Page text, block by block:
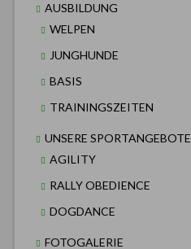
AUSBILDUNG
WELPEN
JUNGHUNDE
BASIS
TRAININGSZEITEN
UNSERE SPORTANGEBOTE
AGILITY
RALLY OBEDIENCE
DOGDANCE
FOTOGALERIE